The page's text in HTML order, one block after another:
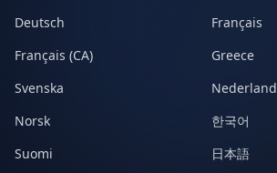
Deutsch
Français
Français (CA)
Greece
Svenska
Norsk
한국어
Suomi
日本語